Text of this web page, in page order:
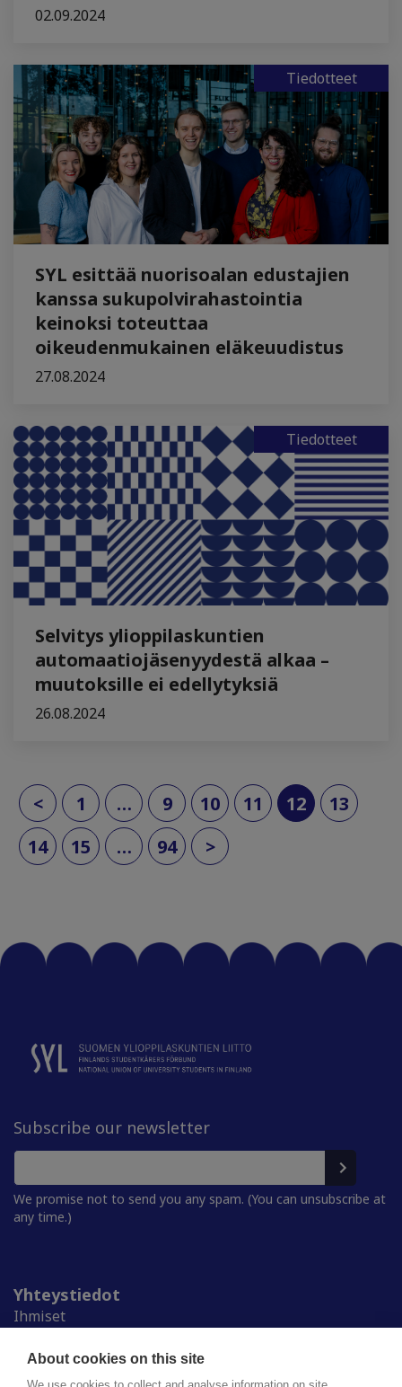
About cookies on this site
02.09.2024
Tiedotteet
SYL esittää nuorisoalan edustajien
kanssa sukupolvirahastointia
keinoksi toteuttaa
oikeudenmukainen eläkeuudistus
27.08.2024
Tiedotteet
Selvitys ylioppilaskuntien
automaatiojäsenyydestä alkaa –
muutoksille ei edellytyksiä
26.08.2024
< 1 … 9 10 11 12(current)
13
14
15 … 94 >
Subscribe our newsletter
We promise not to send you any spam. (You can unsubscribe at
any time.)
Yhteystiedot
Ihmiset
Ylioppilaskunnat
Alumnille